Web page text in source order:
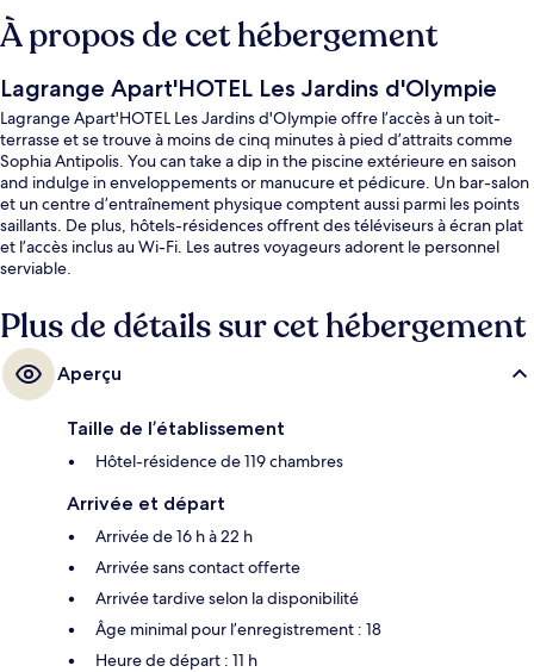
À propos de cet hébergement
Lagrange Apart'HOTEL Les Jardins d'Olympie
Lagrange Apart'HOTEL Les Jardins d'Olympie offre l’accès à un toit-
terrasse et se trouve à moins de cinq minutes à pied d’attraits comme
Sophia Antipolis. You can take a dip in the piscine extérieure en saison
and indulge in enveloppements or manucure et pédicure. Un bar-salon
et un centre d’entraînement physique comptent aussi parmi les points
saillants. De plus, hôtels-résidences offrent des téléviseurs à écran plat
et l’accès inclus au Wi-Fi. Les autres voyageurs adorent le personnel
serviable.
Plus de détails sur cet hébergement
Aperçu
Taille de l’établissement
Hôtel-résidence de 119 chambres
Arrivée et départ
Arrivée de 16 h à 22 h
Arrivée sans contact offerte
Arrivée tardive selon la disponibilité
Âge minimal pour l’enregistrement : 18
Heure de départ : 11 h